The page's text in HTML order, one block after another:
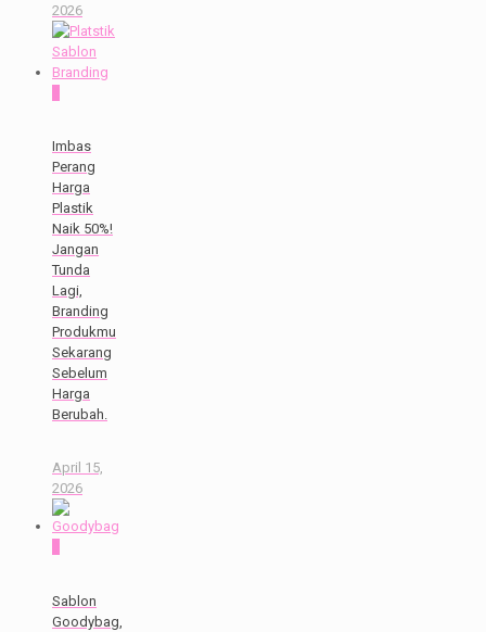
2026
Imbas
Perang
Harga
Plastik
Naik 50%!
Jangan
Tunda
Lagi,
Branding
Produkmu
Sekarang
Sebelum
Harga
Berubah.
April 15,
2026
Sablon
Goodybag,